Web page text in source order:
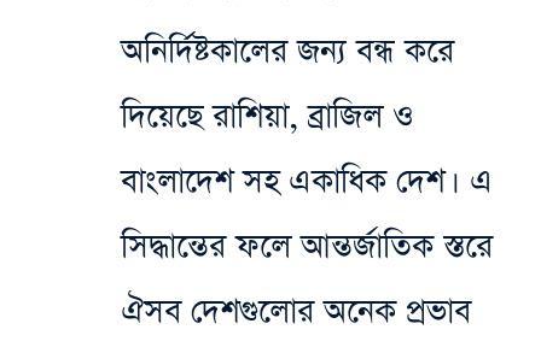
অনির্দিষ্টকালের জন্য বন্ধ করে
দিয়েছে রাশিয়া, ব্রাজিল ও
বাংলাদেশ সহ একাধিক দেশ। এ
সিদ্ধান্তের ফলে আন্তর্জাতিক স্তরে
ঐসব দেশগুলোর অনেক প্রভাব